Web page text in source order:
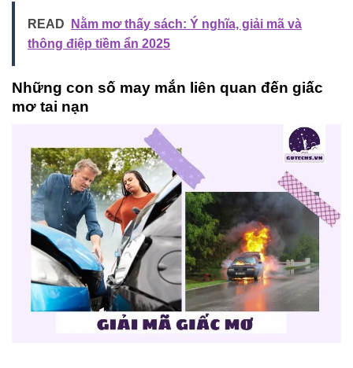
READ
Nằm mơ thấy sách: Ý nghĩa, giải mã và
thông điệp tiềm ẩn 2025
Những con số may mắn liên quan đến giấc
mơ tai nạn